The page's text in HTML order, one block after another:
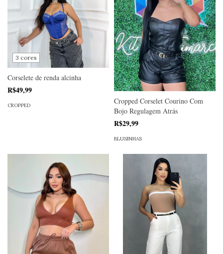
3 cores
Corselete de renda alcinha
R$49,99
CROPPED
Cropped Corselet Courino Com
Bojo Regulagem Atrás
R$29,99
BLUSINHAS